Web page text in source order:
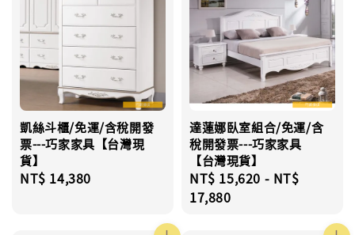
凱絲斗櫃/免運/含稅開發
票---巧家家具【台灣現
貨】
Regular
NT$ 14,380
達蓮娜臥室組合/免運/含
稅開發票---巧家家具
【台灣現貨】
Regular
price
NT$ 15,620 - NT$
17,880